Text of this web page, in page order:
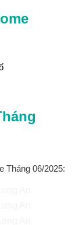
Tháng 06/2025: